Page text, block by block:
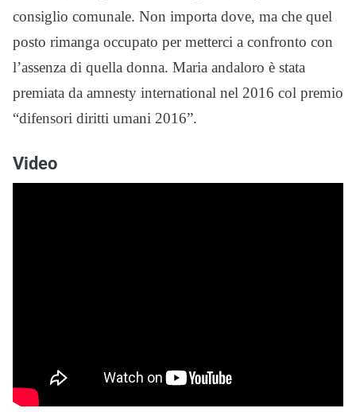
consiglio comunale. Non importa dove, ma che quel
posto rimanga occupato per metterci a confronto con
l’assenza di quella donna. Maria andaloro è stata
premiata da amnesty international nel 2016 col premio
“difensori diritti umani 2016”.
Video